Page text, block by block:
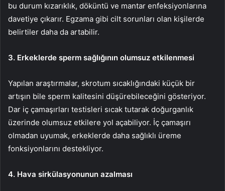
bu durum kızarıklık, döküntü ve mantar enfeksiyonlarına
davetiye çıkarır. Egzama gibi cilt sorunları olan kişilerde
belirtiler daha da artabilir.
3. Erkeklerde sperm sağlığının olumsuz etkilenmesi
Yapılan araştırmalar, skrotum sıcaklığındaki küçük bir
artışın bile sperm kalitesini düşürebileceğini gösteriyor.
Dar iç çamaşırları testisleri sıcak tutarak doğurganlık
üzerinde olumsuz etkilere yol açabiliyor. İç çamaşırı
olmadan uyumak, erkeklerde daha sağlıklı üreme
fonksiyonlarını destekliyor.
4. Hava sirkülasyonunun azalması